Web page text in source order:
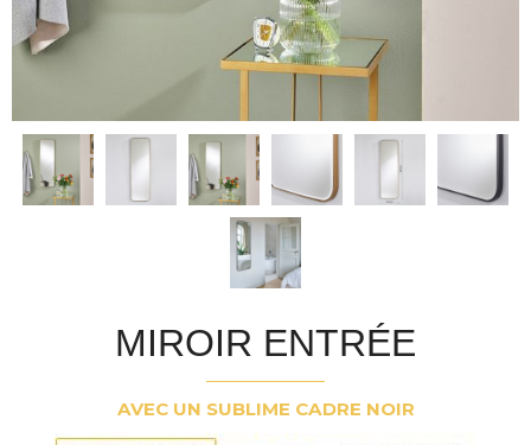
MIROIR ENTRÉE
AVEC UN SUBLIME CADRE NOIR